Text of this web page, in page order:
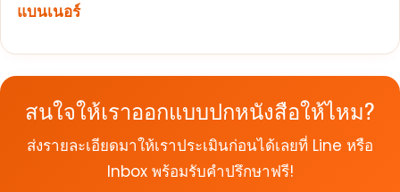
แบนเนอร์
สนใจให้เราออกแบบปกหนังสือให้ไหม?
ส่งรายละเอียดมาให้เราประเมินก่อนได้เลยที่ Line หรือ
Inbox พร้อมรับคำปรึกษาฟรี!